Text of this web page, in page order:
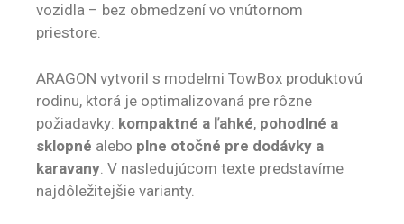
vozidla – bez obmedzení vo vnútornom
priestore.
ARAGON vytvoril s modelmi TowBox produktovú
rodinu, ktorá je optimalizovaná pre rôzne
požiadavky: kompaktné a ľahké, pohodlné a
sklopné alebo plne otočné pre dodávky a
karavany . V nasledujúcom texte predstavíme
najdôležitejšie varianty.